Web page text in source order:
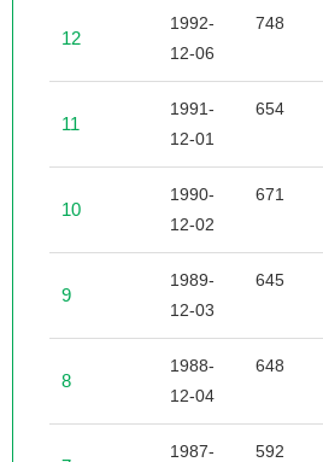
12
1992-
12-06
748
11
1991-
12-01
654
10
1990-
12-02
671
9
1989-
12-03
645
8
1988-
12-04
648
1987-
592